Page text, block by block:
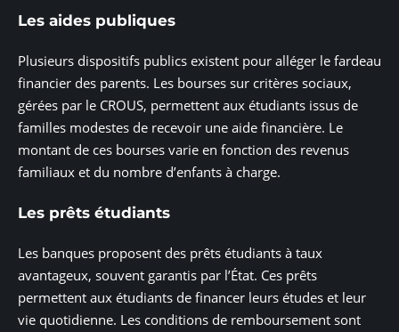
Les aides publiques
Plusieurs dispositifs publics existent pour alléger le fardeau
financier des parents. Les bourses sur critères sociaux,
gérées par le CROUS, permettent aux étudiants issus de
familles modestes de recevoir une aide financière. Le
montant de ces bourses varie en fonction des revenus
familiaux et du nombre d’enfants à charge.
Les prêts étudiants
Les banques proposent des prêts étudiants à taux
avantageux, souvent garantis par l’État. Ces prêts
permettent aux étudiants de financer leurs études et leur
vie quotidienne. Les conditions de remboursement sont